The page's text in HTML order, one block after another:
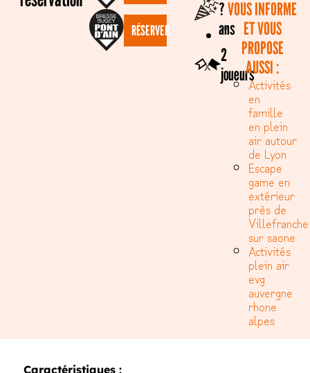
RÉSERVER
?
ans
2
joueurs
VOUS INFORME
ET VOUS
PROPOSE
AUSSI :
Activités
en
famille
en plein
air autour
de Lyon
Escape
game en
extérieur
près de
Villefranche
sur saone
Activités
plein air
evg
auvergne
rhone
alpes
Caractéristiques :